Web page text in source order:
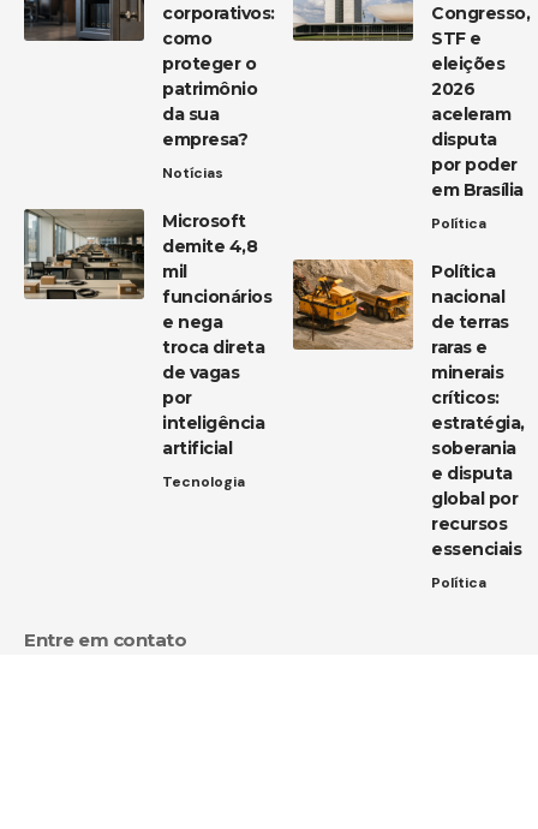
corporativos:
como
proteger o
patrimônio
da sua
empresa?
Notícias
Microsoft
demite 4,8
mil
funcionários
e nega
troca direta
de vagas
por
inteligência
artificial
Tecnologia
Congresso,
STF e
eleições
2026
aceleram
disputa
por poder
em Brasília
Política
Política
nacional
de terras
raras e
minerais
críticos:
estratégia,
soberania
e disputa
global por
recursos
essenciais
Política
Entre em contato